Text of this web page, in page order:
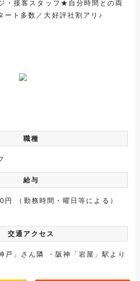
・接客スタッフ★自分時間との両
ト多数／大好評社割アリ♪
職種
給与
（勤務時間・曜日等による）
交通アクセス
戸」さん隣 ・阪神「岩屋」駅より